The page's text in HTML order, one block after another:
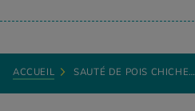
ACCUEIL SAUTÉ DE POIS CHICHE…